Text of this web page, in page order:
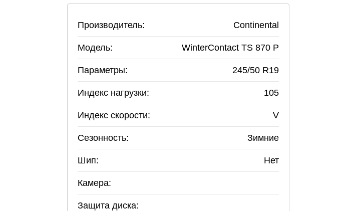
Производитель: Continental
Модель: WinterContact TS 870 P
Параметры: 245/50 R19
Индекс нагрузки: 105
Индекс скорости: V
Сезонность: Зимние
Шип: Нет
Камера:
Защита диска: